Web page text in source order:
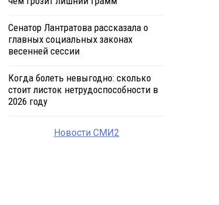
Сенатор Лантратова рассказала о
главных социальных законах
весенней сессии
Когда болеть невыгодно: сколько
стоит листок нетрудоспособности в
2026 году
Новости СМИ2